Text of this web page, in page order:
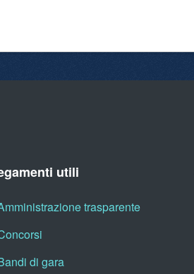
utili
trasparente
di gara